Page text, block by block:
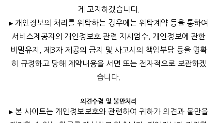
게 고지하겠습니다.
▸ 개인정보의 처리를 위탁하는 경우에는 위탁계약 등을 통하여
서비스제공자의 개인정보호 관련 지시엄수, 개인정보에 관한
비밀유지, 제3자 제공의 금지 및 사고시의 책임부담 등을 명확
히 규정하고 당해 계약내용을 서면 또는 전자적으로 보관하겠
습니다.
의견수렴 및 불만처리
▸ 본 사이트는 개인정보보호와 관련하여 귀하가 의견과 불만을